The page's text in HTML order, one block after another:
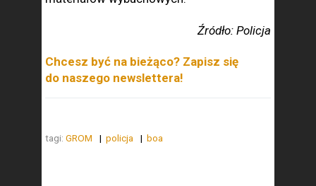
Źródło: Policja
Chcesz być na bieżąco? Zapisz się
do naszego newslettera!
tagi: GROM policja boa